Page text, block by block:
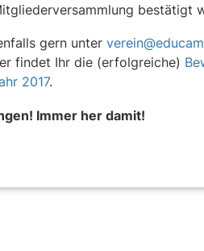
bestätigt
gern unter
findet Ihr die (erfolgreiche)
2017.
Immer her damit!